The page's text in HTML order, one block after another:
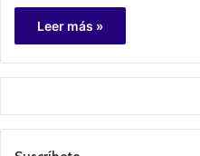
Leer más »